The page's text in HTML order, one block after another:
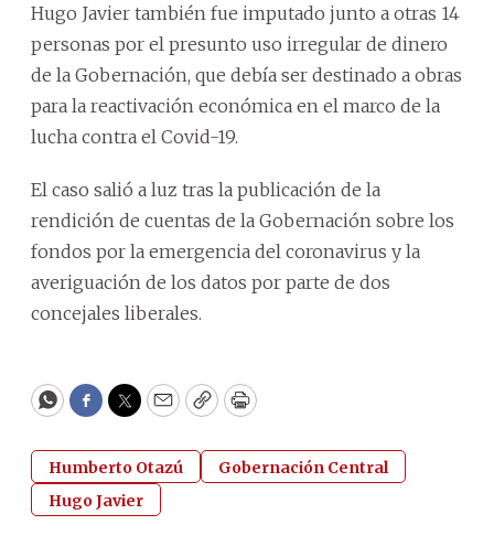
Hugo Javier también fue imputado junto a otras 14
personas por el presunto uso irregular de dinero
de la Gobernación, que debía ser destinado a obras
para la reactivación económica en el marco de la
lucha contra el Covid-19.
El caso salió a luz tras la publicación de la
rendición de cuentas de la Gobernación sobre los
fondos por la emergencia del coronavirus y la
averiguación de los datos por parte de dos
concejales liberales.
WhatsApp
Facebook
Twitter
EmailCopyPrint
Humberto Otazú
Gobernación Central
Hugo Javier